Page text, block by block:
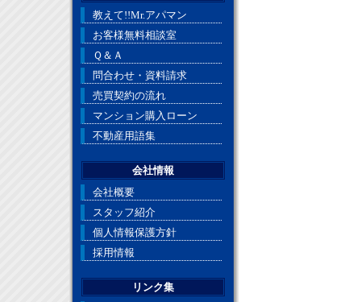
教えて!!Mr.アパマン
お客様無料相談室
Ｑ＆Ａ
問合わせ・資料請求
売買契約の流れ
マンション購入ローン
不動産用語集
会社情報
会社概要
スタッフ紹介
個人情報保護方針
採用情報
リンク集